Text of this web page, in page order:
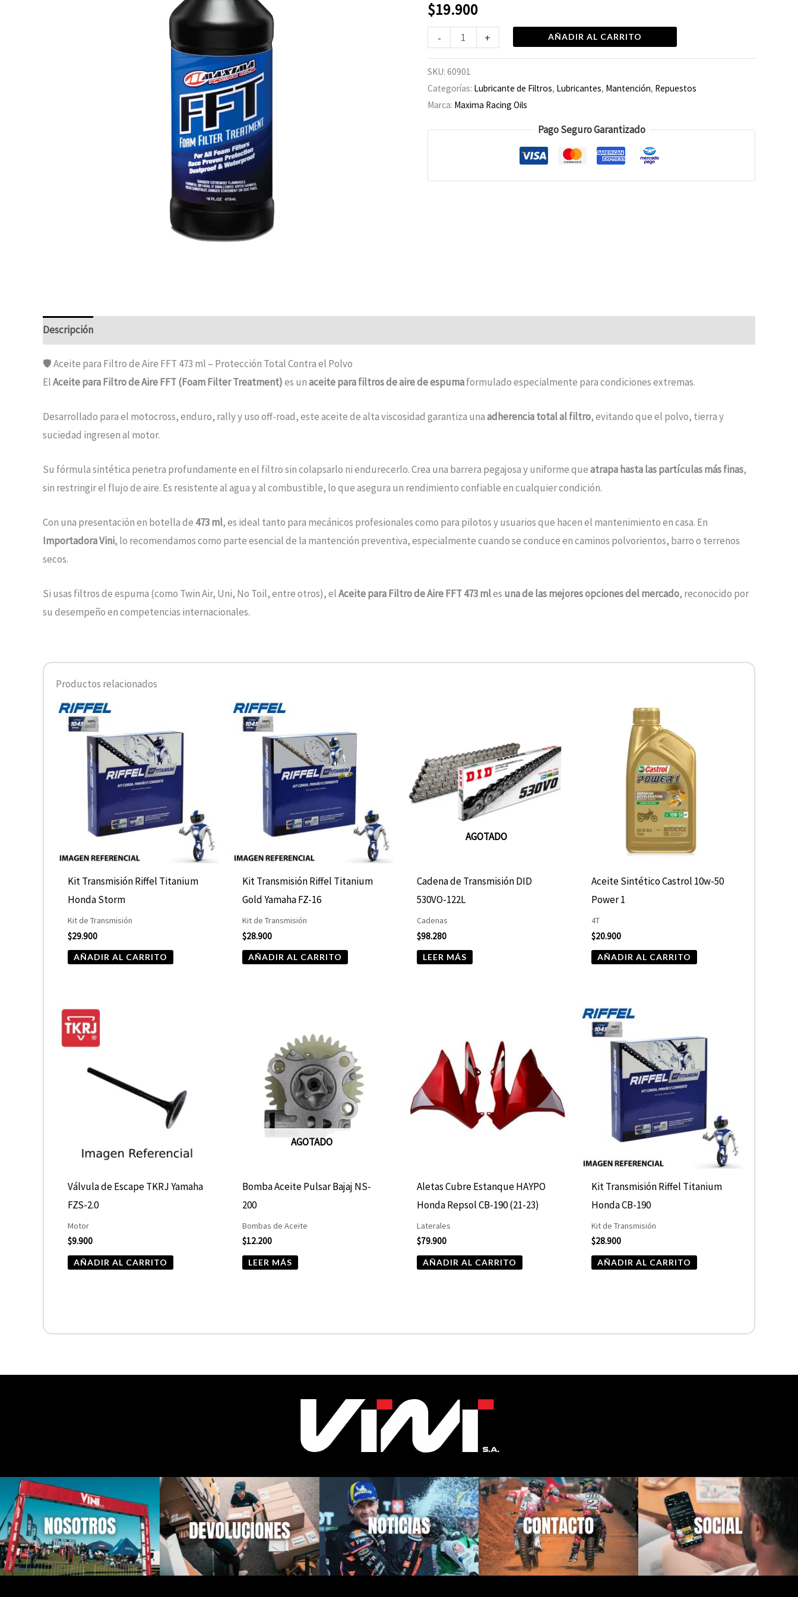
$19.900
-
FFT
cantidad
+ AÑADIR AL CARRITO
SKU: 60901
Categorías: Lubricante de Filtros, Lubricantes, Mantención, Repuestos
Marca: Maxima Racing Oils
Pago Seguro Garantizado
Descripción
🛡️ Aceite para Filtro de Aire FFT 473 ml – Protección Total Contra el Polvo
ElAceite para Filtro de Aire FFT(Foam Filter Treatment)es unaceite para filtros de aire de espumaformulado especialmente para condiciones extremas.
Desarrollado para el motocross, enduro, rally y uso off-road, este aceite de alta viscosidad garantiza unaadherencia total al filtro, evitando que el polvo, tierra y
suciedad ingresen al motor.
Su fórmula sintética penetra profundamente en el filtro sin colapsarlo ni endurecerlo. Crea una barrera pegajosa y uniforme queatrapa hasta las partículas más finas,
sin restringir el flujo de aire. Es resistente al agua y al combustible, lo que asegura un rendimiento confiable en cualquier condición.
Con una presentación en botella de 473 ml, es ideal tanto para mecánicos profesionales como para pilotos y usuarios que hacen el mantenimiento en casa. En
Importadora Vini, lo recomendamos como parte esencial de la mantención preventiva, especialmente cuando se conduce en caminos polvorientos, barro o terrenos
secos.
Si usas filtros de espuma (como Twin Air, Uni, No Toil, entre otros), elAceite para Filtro de Aire FFT 473 mles una de las mejores opciones del mercado, reconocido por
su desempeño en competencias internacionales.
Productos relacionados
Kit Transmisión Riffel Titanium
Honda Storm
Kit de Transmisión
$29.900
AÑADIR AL CARRITO
Kit Transmisión Riffel Titanium
Gold Yamaha FZ-16
Kit de Transmisión
$28.900
AÑADIR AL CARRITO
AGOTADO
Cadena de Transmisión DID
530VO-122L
Cadenas
$98.280
LEER MÁS
Aceite Sintético Castrol 10w-50
Power 1
4T
$20.900
AÑADIR AL CARRITO
Válvula de Escape TKRJ Yamaha
FZS-2.0
Motor
$9.900
AÑADIR AL CARRITO
AGOTADO
Bomba Aceite Pulsar Bajaj NS-
200
Bombas de Aceite
$12.200
LEER MÁS
Aletas Cubre Estanque HAYPO
Honda Repsol CB-190 (21-23)
Laterales
$79.900
AÑADIR AL CARRITO
Kit Transmisión Riffel Titanium
Honda CB-190
Kit de Transmisión
$28.900
AÑADIR AL CARRITO